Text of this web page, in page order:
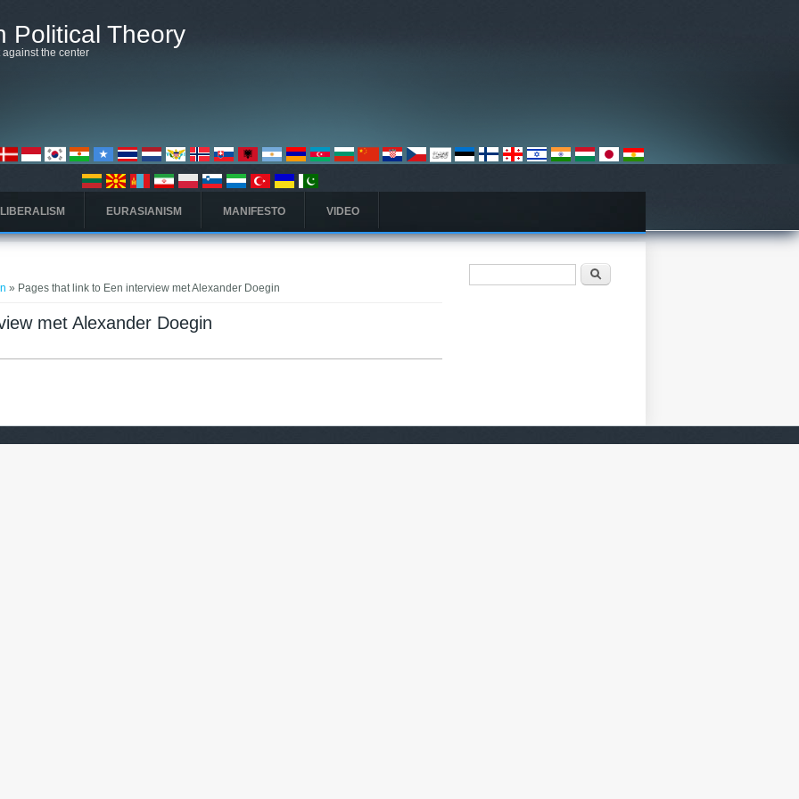
Political Theory
the center
EURASIANISM MANIFESTO VIDEO
» Pages that link to Een interview met Alexander Doegin
met Alexander Doegin
Vyhľadávanie